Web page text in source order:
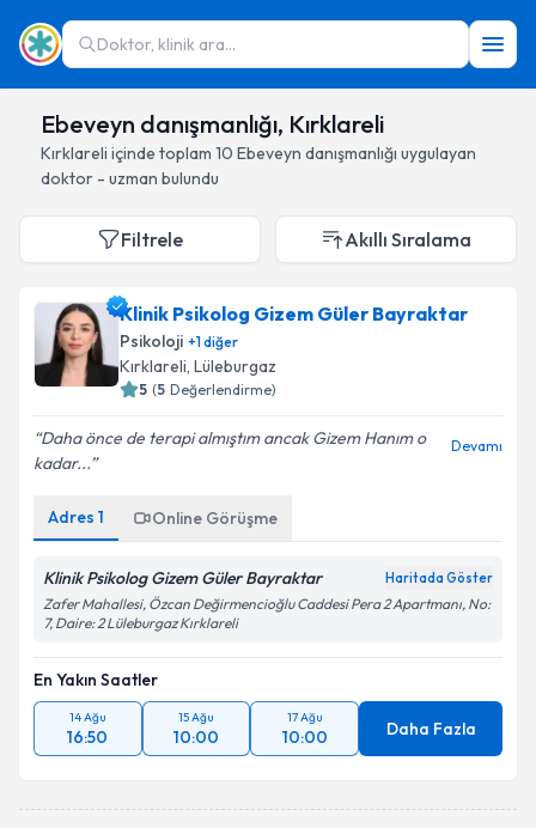
Doktor, klinik ara...
Ebeveyn danışmanlığı, Kırklareli
Kırklareli içinde toplam 10 Ebeveyn danışmanlığı uygulayan
doktor - uzman bulundu
Filtrele Akıllı Sıralama
Klinik Psikolog Gizem Güler Bayraktar
Psikoloji +1diğer
Kırklareli, Lüleburgaz
5 (5 Değerlendirme)
Daha önce de terapi almıştım ancak Gizem Hanım o
kadar...
Devamı
Adres 1 Online Görüşme
Klinik Psikolog Gizem Güler Bayraktar Haritada Göster
Zafer Mahallesi, Özcan Değirmencioğlu Caddesi Pera 2 Apartmanı, No:
7, Daire: 2 Lüleburgaz Kırklareli
En Yakın Saatler
14 Ağu
16:50
15 Ağu
10:00
17 Ağu
10:00 Daha Fazla